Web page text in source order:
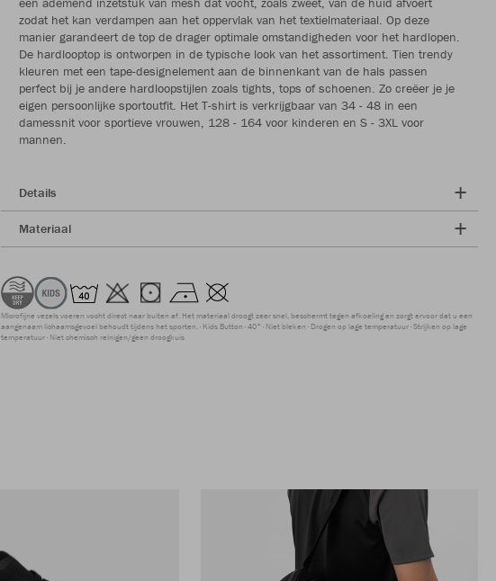
zodat het kan verdampen aan het oppervlak van het textielmateriaal. Op deze
manier garandeert de top de drager optimale omstandigheden voor het hardlopen.
De hardlooptop is ontworpen in de typische look van het assortiment. Tien trendy
kleuren met een tape-designelement aan de binnenkant van de hals passen
perfect bij je andere hardloopstijlen zoals tights, tops of schoenen. Zo creëer je je
eigen persoonlijke sportoutfit. Het T-shirt is verkrijgbaar van 34 - 48 in een
damessnit voor sportieve vrouwen, 128 - 164 voor kinderen en S - 3XL voor
mannen.
Details
Materiaal
Microfijne vezels voeren vocht direct naar buiten af. Het materiaal droogt zeer snel, beschermt tegen afkoeling en zorgt ervoor dat u een
aangenaam lichaamsgevoel behoudt tijdens het sporten. Kids Button 40° Niet bleken Drogen op lage temperatuur Strijken op lage
temperatuur Niet chemisch reinigen/geen droogkuis